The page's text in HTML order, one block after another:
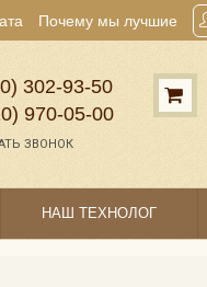
Почему мы лучшие
302‑93‑50
970‑05‑00
ЗВОНОК
НАШ ТЕХНОЛОГ